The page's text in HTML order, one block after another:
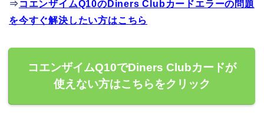
⇒ コエンザイムQ10のDiners Clubカードエラーの問題
を今すぐ解決したい方はこちら
コエンザイムQ10でDiners Clubカードが
使えない方はこちらをクリック